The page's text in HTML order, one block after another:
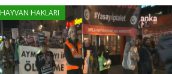
HAYVAN HAKLARI